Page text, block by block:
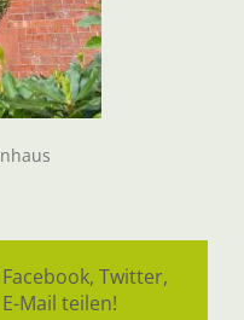
Twitter,
Mail teilen!